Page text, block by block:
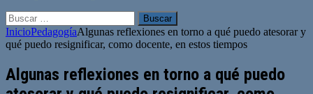
Buscar:
InicioPedagogíaAlgunas reflexiones en torno a qué puedo atesorar y
qué puedo resignificar, como docente, en estos tiempos
Algunas reflexiones en torno a qué puedo